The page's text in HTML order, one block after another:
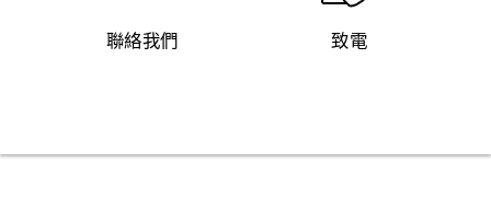
聯絡我們 致電